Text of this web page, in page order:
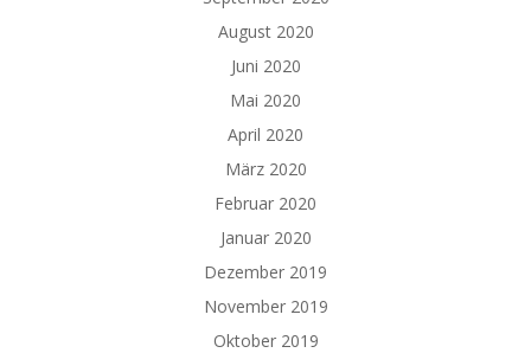
August 2020
Juni 2020
Mai 2020
April 2020
März 2020
Februar 2020
Januar 2020
Dezember 2019
November 2019
Oktober 2019